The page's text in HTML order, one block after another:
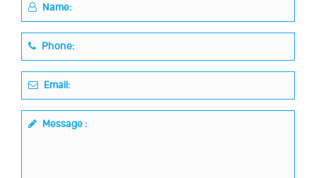
Name:
Phone:
Email:
Message :